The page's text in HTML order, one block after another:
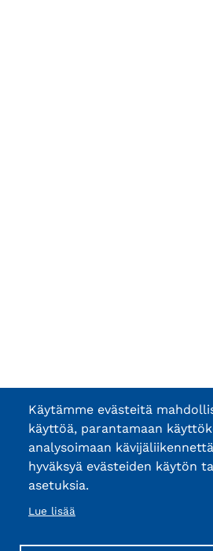
Käytämme evästeitä
käyttöä, parantamaan
analysoimaan
hyväksyä evästeiden käytön
asetuksia.
Lue lisää